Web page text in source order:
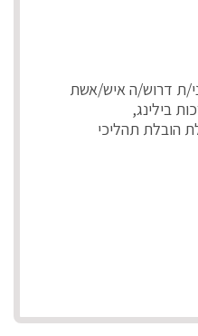
ת דרוש/ה איש/אשת
הובלת תהליכי